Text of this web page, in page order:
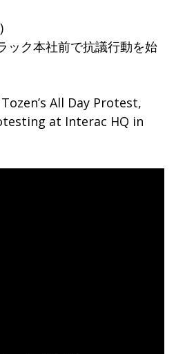
ック本社前で抗議行動を始
All Day Protest,
at Interac HQ in